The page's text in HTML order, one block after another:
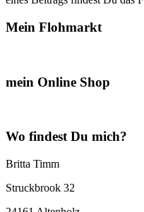
Mein Flohmarkt
mein Online Shop
Wo findest Du mich?
Britta Timm
Struckbrook 32